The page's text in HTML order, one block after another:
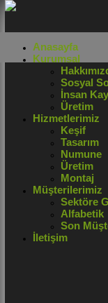
Anasayfa
Kurumsal
Sosyal
İnsan
Üretim
Hizmetlerimiz
Keşif
Tasarım
Numune
Üretim
Montaj
Müşterilerimiz
Sektöre
Alfabetik
Son
İletişim